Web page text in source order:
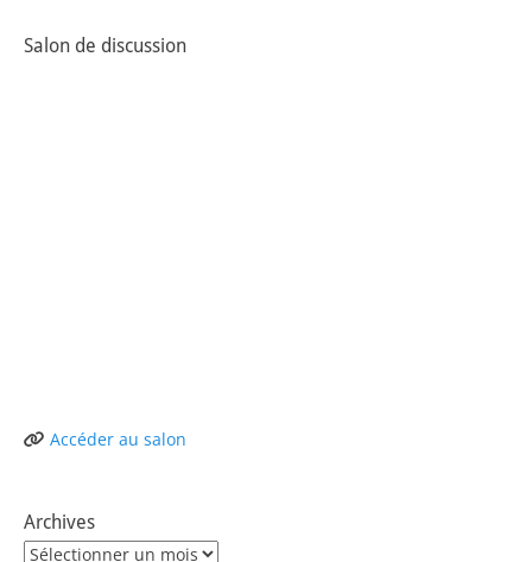
Salon de discussion
Accéder au salon
Archives
Archives